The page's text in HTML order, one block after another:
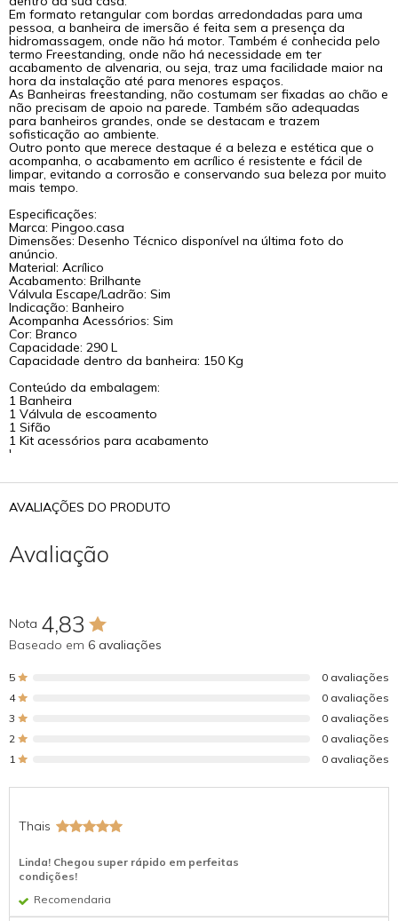
Durabilidade
Além da beleza estética, o acabamento em acrílico é
resistente e fácil de limpar, evitando a corrosão e
conservando sua beleza por muito mais tempo.
Em formato retangular com bordas arredondadas para uma
pessoa, a banheira de imersão é feita sem a presença da
hidromassagem, onde não há motor. Também é conhecida pelo
termo Freestanding, onde não há necessidade em ter
acabamento de alvenaria, ou seja, traz uma facilidade maior na
hora da instalação até para menores espaços.
As Banheiras freestanding, não costumam ser fixadas ao chão e
não precisam de apoio na parede. Também são adequadas
para banheiros grandes, onde se destacam e trazem
sofisticação ao ambiente.
Outro ponto que merece destaque é a beleza e estética que o
acompanha, o acabamento em acrílico é resistente e fácil de
limpar, evitando a corrosão e conservando sua beleza por muito
mais tempo.
Especificações:
Marca: Pingoo.casa
Dimensões: Desenho Técnico disponível na última foto do
anúncio.
Material: Acrílico
Acabamento: Brilhante
Válvula Escape/Ladrão: Sim
Indicação: Banheiro
Acompanha Acessórios: Sim
Cor: Branco
Capacidade:290 L
Capacidade dentro da banheira: 150 Kg
Conteúdo da embalagem:
1 Banheira
1 Válvula de escoamento
1 Sifão
1 Kit acessórios para acabamento
'
AVALIAÇÕES DO PRODUTO
Avaliação
Nota 4,83
Baseado em6 avaliações
5
0 avaliações
4
0 avaliações
3
0 avaliações
2
0 avaliações
1
0 avaliações
Thais
Linda! Chegou super rápido em perfeitas
condições!
Recomendaria